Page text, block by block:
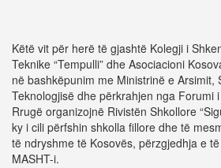
Këtë vit për herë të gjashtë Kolegji i
Teknike “Tempulli” dhe Asociacioni
në bashkëpunim me Ministrinë e Arsimit,
Teknologjisë dhe përkrahjen nga Forumi
Rrugë organizojnë Rivistën Shkollore
ky i cili përfshin shkolla fillore dhe të
të ndryshme të Kosovës, përzgjedhja e
MASHT-i.